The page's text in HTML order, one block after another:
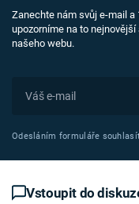
Zanechte nám svůj e-mail a
upozorníme na to nejnovější
našeho webu.
Odesláním formuláře
Vstoupit do